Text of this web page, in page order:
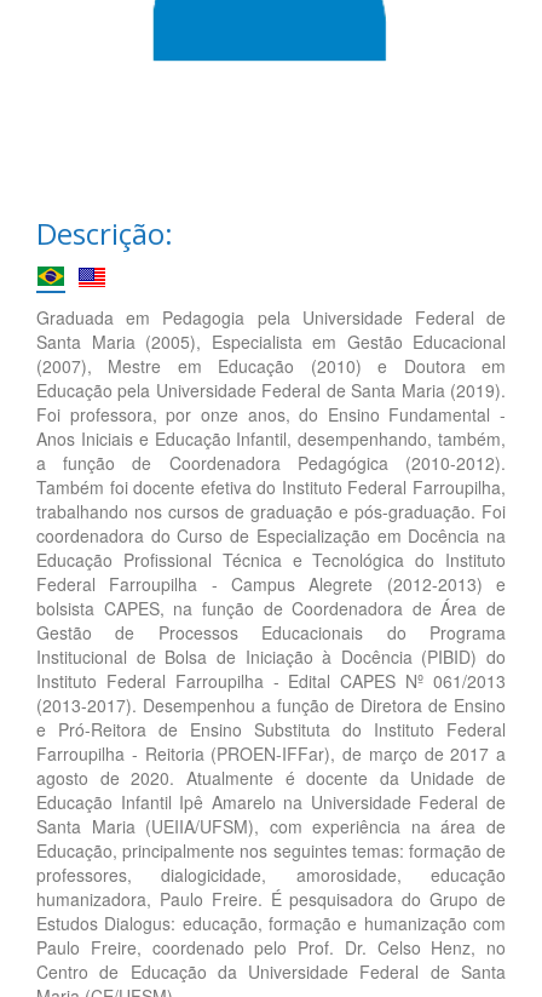
Descrição:
Graduada em Pedagogia pela Universidade Federal de
Santa Maria (2005), Especialista em Gestão Educacional
(2007), Mestre em Educação (2010) e Doutora em
Educação pela Universidade Federal de Santa Maria (2019).
Foi professora, por onze anos, do Ensino Fundamental -
Anos Iniciais e Educação Infantil, desempenhando, também,
a função de Coordenadora Pedagógica (2010-2012).
Também foi docente efetiva do Instituto Federal Farroupilha,
trabalhando nos cursos de graduação e pós-graduação. Foi
coordenadora do Curso de Especialização em Docência na
Educação Profissional Técnica e Tecnológica do Instituto
Federal Farroupilha - Campus Alegrete (2012-2013) e
bolsista CAPES, na função de Coordenadora de Área de
Gestão de Processos Educacionais do Programa
Institucional de Bolsa de Iniciação à Docência (PIBID) do
Instituto Federal Farroupilha - Edital CAPES Nº 061/2013
(2013-2017). Desempenhou a função de Diretora de Ensino
e Pró-Reitora de Ensino Substituta do Instituto Federal
Farroupilha - Reitoria (PROEN-IFFar), de março de 2017 a
agosto de 2020. Atualmente é docente da Unidade de
Educação Infantil Ipê Amarelo na Universidade Federal de
Santa Maria (UEIIA/UFSM), com experiência na área de
Educação, principalmente nos seguintes temas: formação de
professores, dialogicidade, amorosidade, educação
humanizadora, Paulo Freire. É pesquisadora do Grupo de
Estudos Dialogus: educação, formação e humanização com
Paulo Freire, coordenado pelo Prof. Dr. Celso Henz, no
Centro de Educação da Universidade Federal de Santa